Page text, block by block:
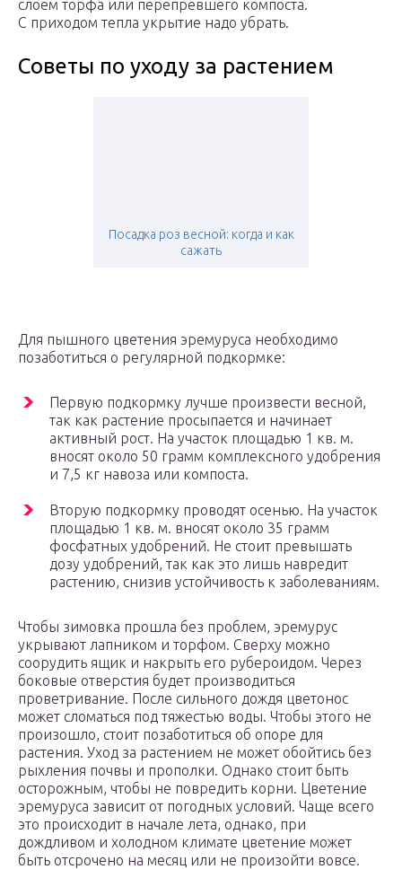
слоем торфа или перепревшего компоста.
С приходом тепла укрытие надо убрать.
Советы по уходу за растением
Посадка роз весной: когда и как
сажать
Для пышного цветения эремуруса необходимо
позаботиться о регулярной подкормке:
Первую подкормку лучше произвести весной,
так как растение просыпается и начинает
активный рост. На участок площадью 1 кв. м.
вносят около 50 грамм комплексного удобрения
и 7,5 кг навоза или компоста.
Вторую подкормку проводят осенью. На участок
площадью 1 кв. м. вносят около 35 грамм
фосфатных удобрений. Не стоит превышать
дозу удобрений, так как это лишь навредит
растению, снизив устойчивость к заболеваниям.
Чтобы зимовка прошла без проблем, эремурус
укрывают лапником и торфом. Сверху можно
соорудить ящик и накрыть его рубероидом. Через
боковые отверстия будет производиться
проветривание. После сильного дождя цветонос
может сломаться под тяжестью воды. Чтобы этого не
произошло, стоит позаботиться об опоре для
растения. Уход за растением не может обойтись без
рыхления почвы и прополки. Однако стоит быть
осторожным, чтобы не повредить корни. Цветение
эремуруса зависит от погодных условий. Чаще всего
это происходит в начале лета, однако, при
дождливом и холодном климате цветение может
быть отсрочено на месяц или не произойти вовсе.